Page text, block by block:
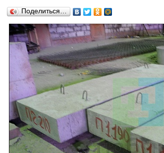
Поделиться…